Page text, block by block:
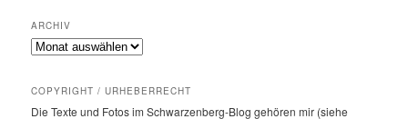
ARCHIV
Archiv
COPYRIGHT / URHEBERRECHT
Die Texte und Fotos im Schwarzenberg-Blog gehören mir (siehe